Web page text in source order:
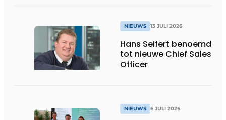
NIEUWS 13 JULI 2026
Hans Seifert benoemd
tot nieuwe Chief Sales
Officer
NIEUWS 6 JULI 2026